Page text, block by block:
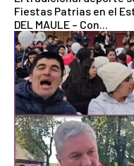
Fiestas Patrias en el
DEL MAULE – Con...